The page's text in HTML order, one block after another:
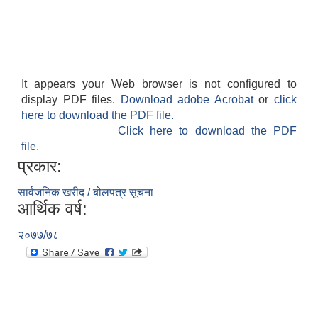
It appears your Web browser is not configured to
display PDF files.
Download adobe Acrobatorclick
here to download the PDF file.
Click here to download the PDF
file.
प्रकार:
सार्वजनिक खरीद / बोलपत्र सूचना
आर्थिक वर्ष:
२०७७/७८